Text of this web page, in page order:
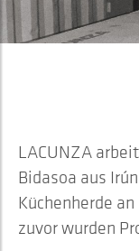
LACUNZA
Bidasoa aus
Küchenherde
zuvor wurden